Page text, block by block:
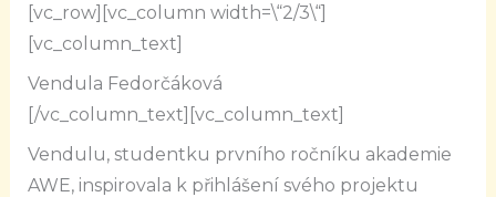
[vc_row][vc_column width=\“2/3\“]
[vc_column_text]
Vendula Fedorčáková
[/vc_column_text][vc_column_text]
Vendulu, studentku prvního ročníku akademie
AWE, inspirovala k přihlášení svého projektu